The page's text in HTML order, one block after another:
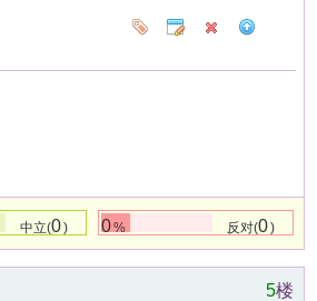
中立(0) 0% 反对(0)
5楼